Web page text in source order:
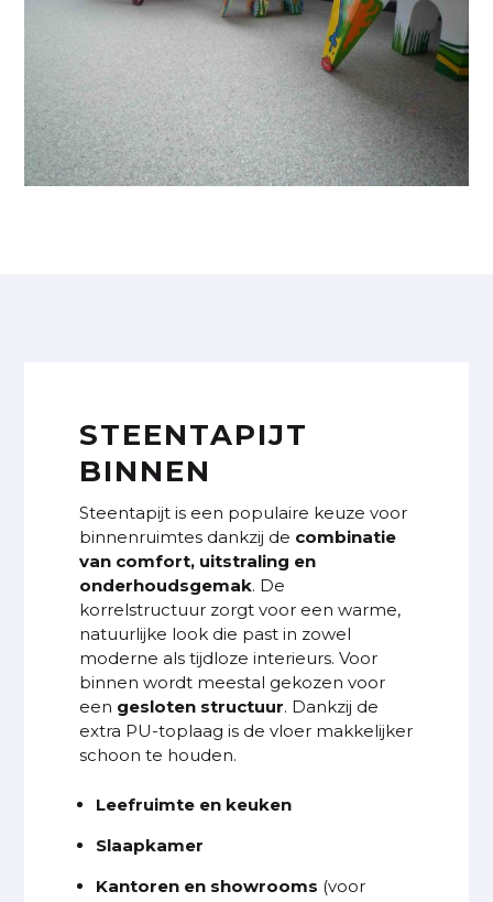
STEENTAPIJT
BINNEN
Steentapijt is een populaire keuze voor
binnenruimtes dankzij de combinatie
van comfort, uitstraling en
onderhoudsgemak. De
korrelstructuur zorgt voor een warme,
natuurlijke look die past in zowel
moderne als tijdloze interieurs. Voor
binnen wordt meestal gekozen voor
een gesloten structuur. Dankzij de
extra PU-toplaag is de vloer makkelijker
schoon te houden.
Leefruimte en keuken
Slaapkamer
Kantoren en showrooms (voor